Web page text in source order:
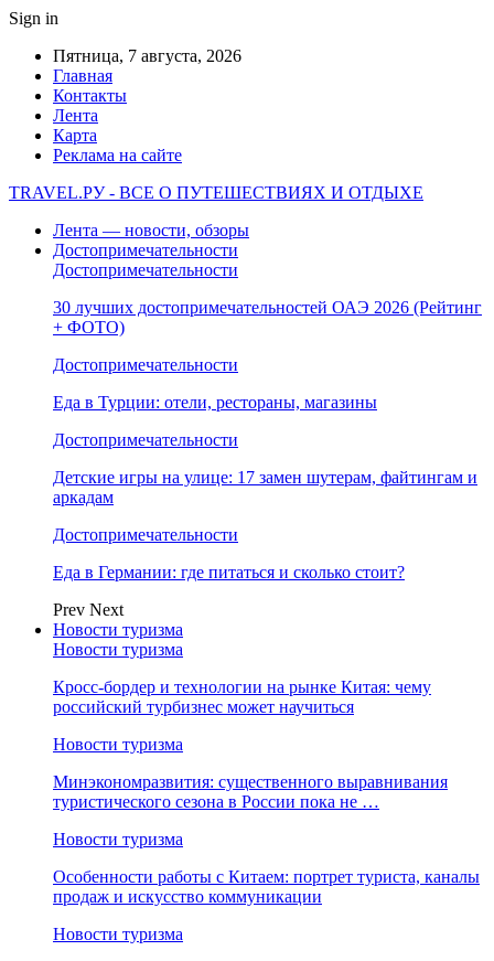
Sign in
Пятница, 7 августа, 2026
Главная
Контакты
Лента
Карта
Реклама на сайте
TRAVEL.РУ - ВСЕ О ПУТЕШЕСТВИЯХ И ОТДЫХЕ
Лента — новости, обзоры
Достопримечательности
Достопримечательности
30 лучших достопримечательностей ОАЭ 2026 (Рейтинг
+ ФОТО)
Достопримечательности
Еда в Турции: отели, рестораны, магазины
Достопримечательности
Детские игры на улице: 17 замен шутерам, файтингам и
аркадам
Достопримечательности
Еда в Германии: где питаться и сколько стоит?
Prev Next
Новости туризма
Новости туризма
Кросс-бордер и технологии на рынке Китая: чему
российский турбизнес может научиться
Новости туризма
Минэкономразвития: существенного выравнивания
туристического сезона в России пока не …
Новости туризма
Особенности работы с Китаем: портрет туриста, каналы
продаж и искусство коммуникации
Новости туризма